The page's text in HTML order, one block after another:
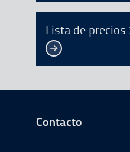
Lista de precios
Ir a Inicio
Contacto